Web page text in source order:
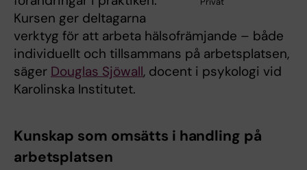
Kursen ger deltagarna
verktyg för att arbeta hälsofrämjande – både
individuellt och tillsammans på arbetsplatsen,
säger Douglas Sjöwall, docent i psykologi vid
Karolinska Institutet.
Kunskap som omsätts i handling på
arbetsplatsen